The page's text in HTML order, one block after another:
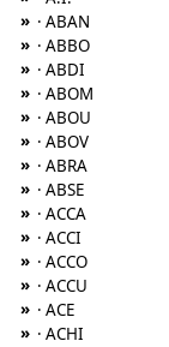
» · ABAN
» · ABBO
» · ABDI
» · ABOM
» · ABOU
» · ABOV
» · ABRA
» · ABSE
» · ACCA
» · ACCI
» · ACCO
» · ACCU
» · ACE
» · ACHI